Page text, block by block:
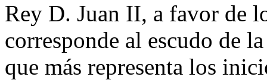
Rey D. Juan II, a favor de
corresponde al escudo de
que más representa los